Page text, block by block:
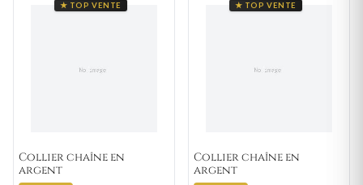
★ TOP VENTE
Collier chaîne en
argent
★ TOP VENTE
Collier chaîne en
argent